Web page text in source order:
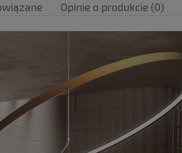
kosztów
Opinie o produkcie (0)